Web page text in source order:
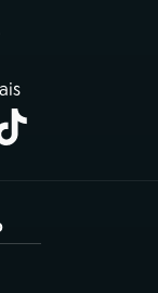
aba)